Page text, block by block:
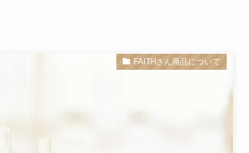
FAITHさん商品について